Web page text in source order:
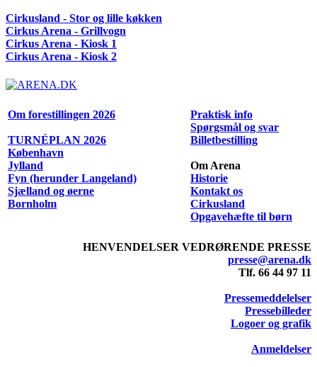
Cirkusland - Stor og lille køkken
Cirkus Arena - Grillvogn
Cirkus Arena - Kiosk 1
Cirkus Arena - Kiosk 2
Om forestillingen 2026
TURNÉPLAN 2026
København
Jylland
Fyn (herunder Langeland)
Sjælland og øerne
Bornholm
Praktisk info
Spørgsmål og svar
Billetbestilling
Om Arena
Historie
Kontakt os
Cirkusland
Opgavehæfte til børn
HENVENDELSER VEDRØRENDE PRESSE
presse@arena.dk
Tlf. 66 44 97 11
Pressemeddelelser
Pressebilleder
Logoer og grafik
Anmeldelser